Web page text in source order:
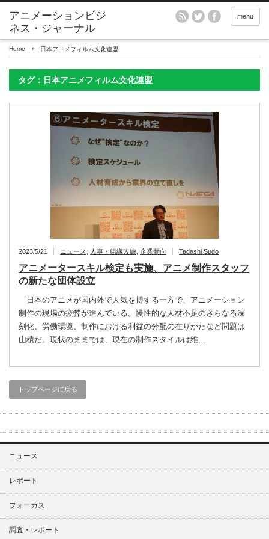
アニメーションビジ
ネス・ジャーナル
menu
Home 日本アニメフィルム文化連盟
タグ：日本アニメフィルム文化連盟
2023/5/21 ニュース 人事・組織改編 企業動向 Tadashi Sudo
アニメータースキル検定も実施、アニメ制作スタッフ
の新たな団体設立
日本のアニメが国内外で人気を博する一方で、アニメーション
制作の現場の疲弊が進んでいる。慢性的な人材不足のさらなる深
刻化、労働環境、制作における利益の分配の在りかたなど問題は
山積だ。現状のままでは、現在の制作スタイルは維…
トップページに戻る
ニュース
レポート
フォーカス
調査・レポート